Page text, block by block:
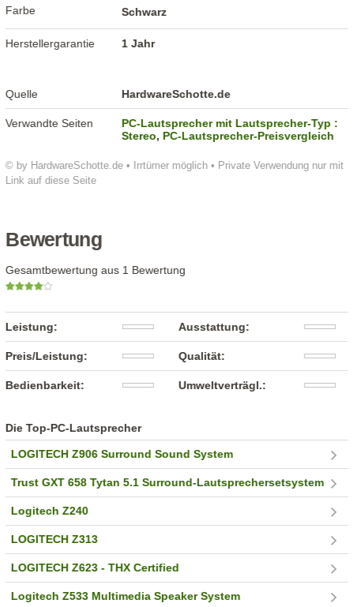
© by HardwareSchotte.de • Irrtümer möglich • Private Verwendung nur mit
Link auf diese Seite
Farbe Schwarz
Herstellergarantie 1 Jahr
Quelle HardwareSchotte.de
Verwandte Seiten
PC-Lautsprecher mit Lautsprecher-Typ :
Stereo,PC-Lautsprecher-Preisvergleich
Bewertung
Gesamtbewertung aus 1 Bewertung
Leistung: Ausstattung:
Preis/Leistung: Qualität:
Bedienbarkeit: Umweltverträgl.:
Die Top-PC-Lautsprecher
LOGITECH Z906 Surround Sound System
Trust GXT 658 Tytan 5.1 Surround-Lautsprechersetsystem
Logitech Z240
LOGITECH Z313
LOGITECH Z623 - THX Certified
Logitech Z533 Multimedia Speaker System